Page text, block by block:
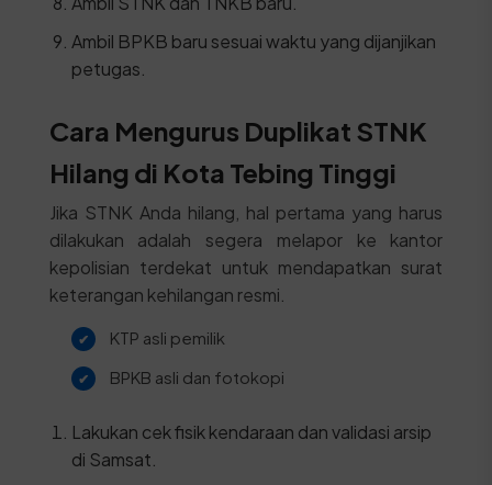
Ambil BPKB baru sesuai waktu yang dijanjikan
petugas.
Cara Mengurus Duplikat STNK
Hilang di Kota Tebing Tinggi
Jika STNK Anda hilang, hal pertama yang harus
dilakukan adalah segera melapor ke kantor
kepolisian terdekat untuk mendapatkan surat
keterangan kehilangan resmi.
KTP asli pemilik
BPKB asli dan fotokopi
Lakukan cek fisik kendaraan dan validasi arsip
di Samsat.